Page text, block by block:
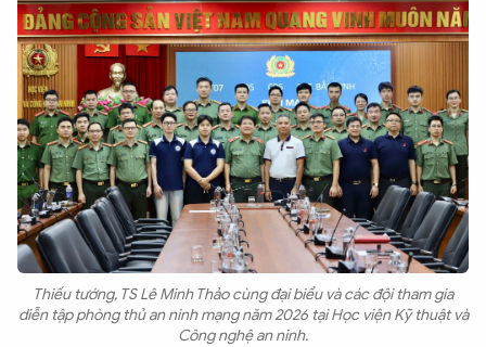
Thiếu tướng, TS Lê Minh Thảo cùng đại biểu và các đội tham gia
diễn tập phòng thủ an ninh mạng năm 2026 tại Học viện Kỹ thuật và
Công nghệ an ninh.